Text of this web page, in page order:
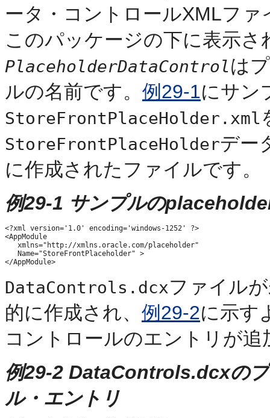
ータ・コントロールXMLファ
このパッケージの下に表示さ
PlaceholderDataControlは
ルの名前です。 例29-1にサン
StoreFrontPlaceHolder.xml
StoreFrontPlaceHolderデー
に作成されたファイルです。
例29-1 サンプルの
<?xml version='1.0' encoding='windows-1252' ?>
<AppModule
   xmlns="http://xmlns.oracle.com/placeholder"
   Name="StoreFrontPlaceholder" >
DataControls.dcxファイル
的に作成され、 例29-2に示す
コントロールのエントリが追
例29-2 DataControls.dcxの
ル・エントリ